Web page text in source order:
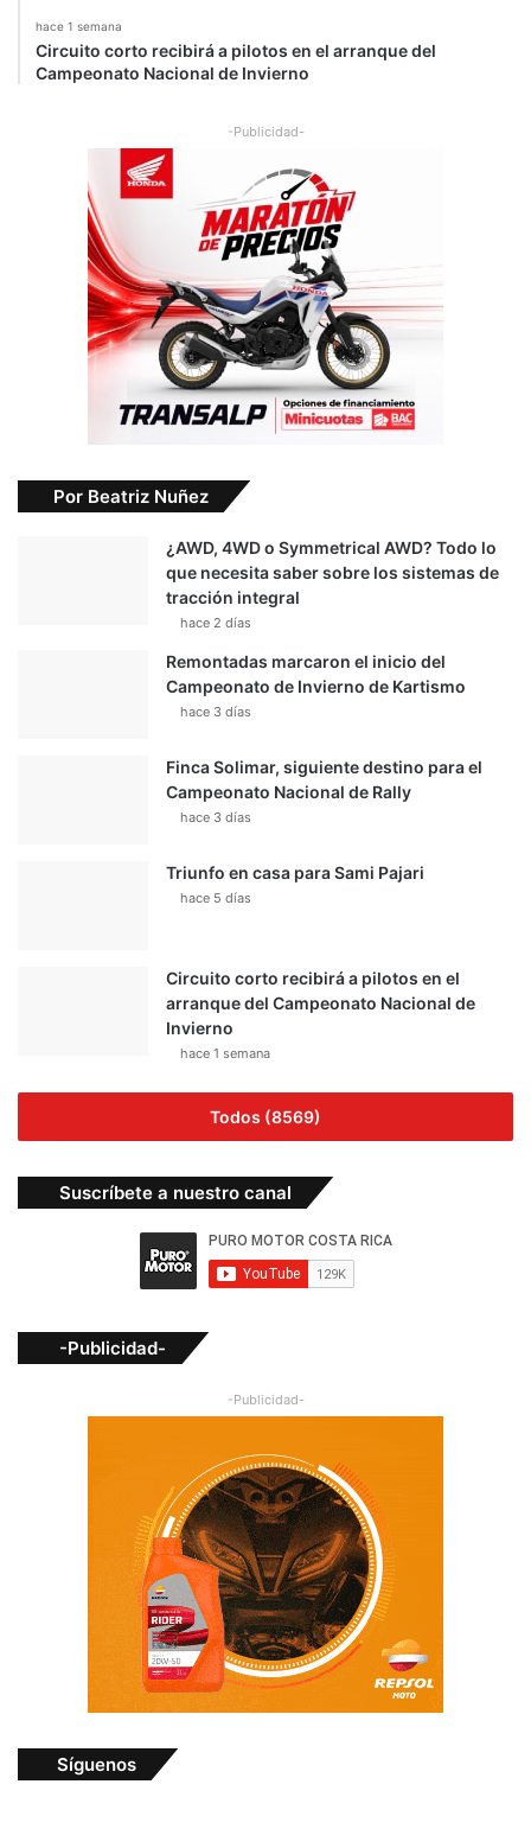
hace 1 semana
Circuito corto recibirá a pilotos en el arranque del
Campeonato Nacional de Invierno
-Publicidad-
Por Beatriz Nuñez
¿AWD, 4WD o Symmetrical AWD? Todo lo
que necesita saber sobre los sistemas de
tracción integral
hace 2 días
Remontadas marcaron el inicio del
Campeonato de Invierno de Kartismo
hace 3 días
Finca Solimar, siguiente destino para el
Campeonato Nacional de Rally
hace 3 días
Triunfo en casa para Sami Pajari
hace 5 días
Circuito corto recibirá a pilotos en el
arranque del Campeonato Nacional de
Invierno
hace 1 semana
Todos (8569)
Suscríbete a nuestro canal
-Publicidad-
-Publicidad-
Síguenos